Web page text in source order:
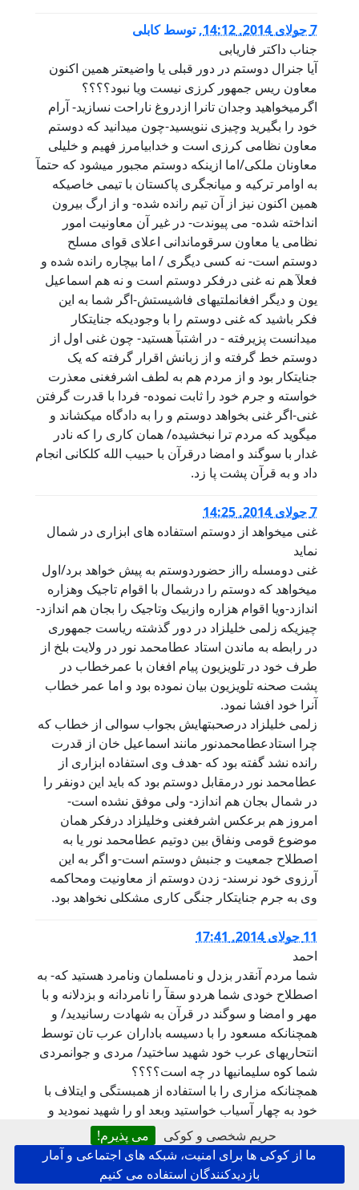
حریم شخصی و کوکی
می پذیرم!
ما از کوکی ها برای امنیت، شبکه های اجتماعی و آمار
بازدیدکنندگان استفاده می کنیم
7 جولای 2014, 14:12 ,توسطکابلی
جناب داکتر فاریابی
آیا جنرال دوستم در دور قبلی یا واضیعتر همین اکنون
معاون ریس جمهور کرزی نیست ویا نبود؟؟؟؟
اگرمیخواهید وجدان تانرا ازدروغ ناراحت نسازید- آرام
خود را بگیرید وچیزی ننویسید-چون میدانید که دوستم
معاون نظامی کرزی است و خدابیامرز فهیم و خلیلی
معاونان ملکی/اما ازینکه دوستم مجبور میشود که حتمآ
به اوامر ترکیه و میانجگری پاکستان با تیمی خاصیکه
همین اکنون نیز از آن تیم رانده شده- و از ارگ بیرون
انداخته شده- می پیوندت- در غیر آن معاونیت امور
نظامی یا معاون سرقوماندانی اعلای قوای مسلح
دوستم است- نه کسی دیگری / اما بیچاره رانده شده و
فعلآ هم نه غنی درفکر دوستم است و نه هم اسماعیل
یون و دیگر افغانملتیهای فاشیستش-اگر شما به این
فکر باشید که غنی دوستم را با وجودیکه جنایتکار
میدانست پزیرفته - در اشتبآ هستید- چون غنی اول از
دوستم خط گرفته و از زبانش اقرار گرفته که یک
جنایتکار بود و از مردم هم به لطف اشرفغنی معذرت
خواسته و جرم خود را ثابت نموده- فردا با قدرت گرفتن
غنی-اگر غنی بخواهد دوستم و را به دادگاه میکشاند و
میگوید که مردم ترا نبخشیده/ همان کاری را که نادر
غدار با سوگند و امضا درقرآن با حبیب الله کلکانی انجام
داد و به قرآن پشت پا زد.
7 جولای 2014, 14:25
غنی میخواهد از دوستم استفاده های ابزاری در شمال
نماید
غنی دومسله رااز حضوردوستم به پیش خواهد برد/اول
میخواهد که دوستم را درشمال با اقوام تاجیک وهزاره
اندازد-ویا اقوام هزاره وازبیک وتاجیک را بجان هم اندازد-
چیزیکه زلمی خلیلزاد در دور گذشته ریاست جمهوری
در رابطه به ماندن استاد عطامحمد نور در ولایت بلخ از
طرف خود در تلویزیون پیام افغان با عمرخطاب در
پشت صحنه تلویزیون بیان نموده بود و اما عمر خطاب
آنرا خود افشا نمود.
زلمی خلیلزاد درصحبتهایش بجواب سوالی از خطاب که
چرا استادعطامحمدنور مانند اسماعیل خان از قدرت
رانده نشد گفته بود که -هدف وی استفاده ابزاری از
عطامحمد نور درمقابل دوستم بود که باید این دونفر را
در شمال بجان هم اندازد- ولی موفق نشده است-
امروز هم برعکس اشرفغنی وخلیلزاد درفکر همان
موضوع قومی ونفاق بین دوتیم عطامحمد نور یا به
اصطلاح جمعیت و جنبش دوستم است-و اگر به این
آرزوی خود نرسند- زدن دوستم از معاونیت ومحاکمه
وی به جرم جنایتکار جنگی کاری مشکلی نخواهد بود.
11 جولای 2014, 17:41
احمد
شما مردم آنقدر بزدل و نامسلمان ونامرد هستید که- به
اصطلاح خودی شما هردو سقآ را نامردانه و بزدلانه و با
مهر و امضا و سوگند در قرآن به شهادت رسانیدید/ و
همچنانکه مسعود را با دسیسه باداران عرب تان توسط
انتحاریهای عرب خود شهید ساختید/ مردی و جوانمردی
شما کوه سلیمانیها در چه است؟؟؟؟
همچنانکه مزاری را با استفاده از همبستگی و ایتلاف با
خود به چهار آسیاب خواستید وبعد او را شهید نمودید و
به او تهمت چادری پوش بودن را زدید.
منیر